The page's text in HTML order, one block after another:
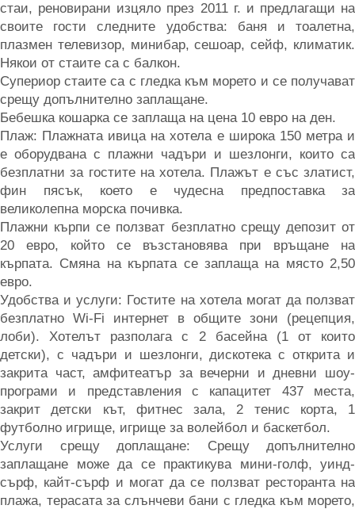
стаи, реновирани изцяло през 2011 г. и предлагащи на
своите гости следните удобства: баня и тоалетна,
плазмен телевизор, минибар, сешоар, сейф, климатик.
Някои от стаите са с балкон.
Супериор стаите са с гледка към морето и се получават
срещу допълнително заплащане.
Бебешка кошарка се заплаща на цена 10 евро на ден.
Плаж: Плажната ивица на хотела е широка 150 метра и
е оборудвана с плажни чадъри и шезлонги, които са
безплатни за гостите на хотела. Плажът е със златист,
фин пясък, което е чудесна предпоставка за
великолепна морска почивка.
Плажни кърпи се ползват безплатно срещу депозит от
20 евро, който се възстановява при връщане на
кърпата. Смяна на кърпата се заплаща на място 2,50
евро.
Удобства и услуги: Гостите на хотела могат да ползват
безплатно Wi-Fi интернет в общите зони (рецепция,
лоби). Хотелът разполага с 2 басейна (1 от които
детски), с чадъри и шезлонги, дискотека с открита и
закрита част, амфитеатър за вечерни и дневни шоу-
програми и представления с капацитет 437 места,
закрит детски кът, фитнес зала, 2 тенис корта, 1
футболно игрище, игрище за волейбол и баскетбол.
Услуги срещу доплащане: Срещу допълнително
заплащане може да се практикува мини-голф, уинд-
сърф, кайт-сърф и могат да се ползват ресторанта на
плажа, терасата за слънчеви бани с гледка към морето,